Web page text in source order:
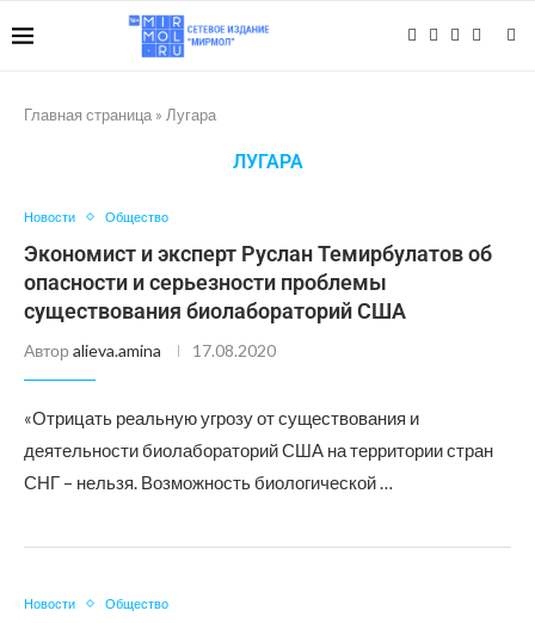
Главная страница » Лугара
ЛУГАРА
Новости Общество
Экономист и эксперт Руслан Темирбулатов об
опасности и серьезности проблемы
существования биолабораторий США
Автор alieva.amina 17.08.2020
«Отрицать реальную угрозу от существования и
деятельности биолабораторий США на территории стран
СНГ – нельзя. Возможность биологической …
Новости Общество